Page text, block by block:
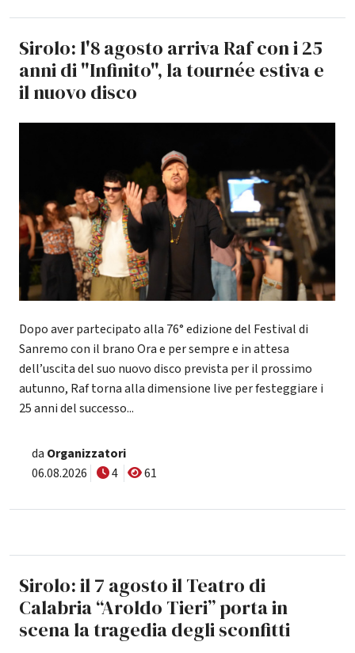
Sirolo: l'8 agosto arriva Raf con i 25
anni di "Infinito", la tournée estiva e
il nuovo disco
Dopo aver partecipato alla 76° edizione del Festival di
Sanremo con il brano Ora e per sempre e in attesa
dell’uscita del suo nuovo disco prevista per il prossimo
autunno, Raf torna alla dimensione live per festeggiare i
25 anni del successo...
da Organizzatori
06.08.2026
4 61
Sirolo: il 7 agosto il Teatro di
Calabria “Aroldo Tieri” porta in
scena la tragedia degli sconfitti